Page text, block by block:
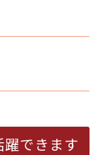
できます